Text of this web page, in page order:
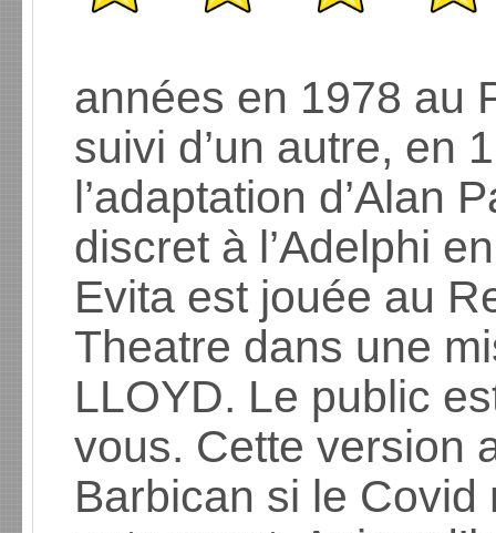
années en 1978 au
suivi d’un autre, en
l’adaptation d’Alan
discret à l’Adelphi
Evita est jouée au
Theatre dans une
LLOYD. Le public
vous. Cette version
Barbican si le Covid